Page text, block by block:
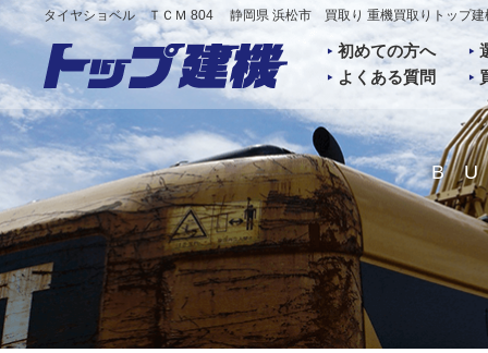
タイヤショベル ＴＣＭ 804 静岡県 浜松市 買取り 重機買取りトップ建
初めての方へ
よくある質問